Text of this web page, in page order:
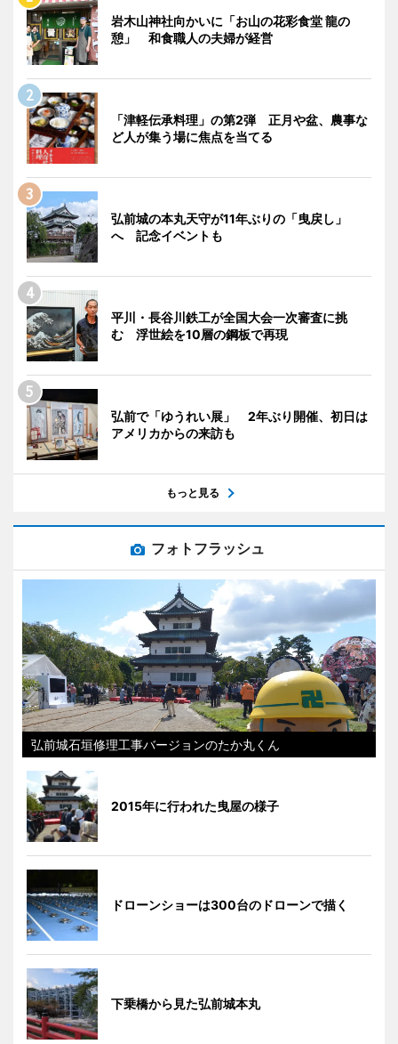
岩木山神社向かいに「お山の花彩食堂 龍の
憩」 和食職人の夫婦が経営
「津軽伝承料理」の第2弾 正月や盆、農事な
ど人が集う場に焦点を当てる
弘前城の本丸天守が11年ぶりの「曳戻し」
へ 記念イベントも
平川・長谷川鉄工が全国大会一次審査に挑
む 浮世絵を10層の鋼板で再現
弘前で「ゆうれい展」 2年ぶり開催、初日は
アメリカからの来訪も
もっと見る
フォトフラッシュ
弘前城石垣修理工事バージョンのたか丸くん
2015年に行われた曳屋の様子
ドローンショーは300台のドローンで描く
下乗橋から見た弘前城本丸